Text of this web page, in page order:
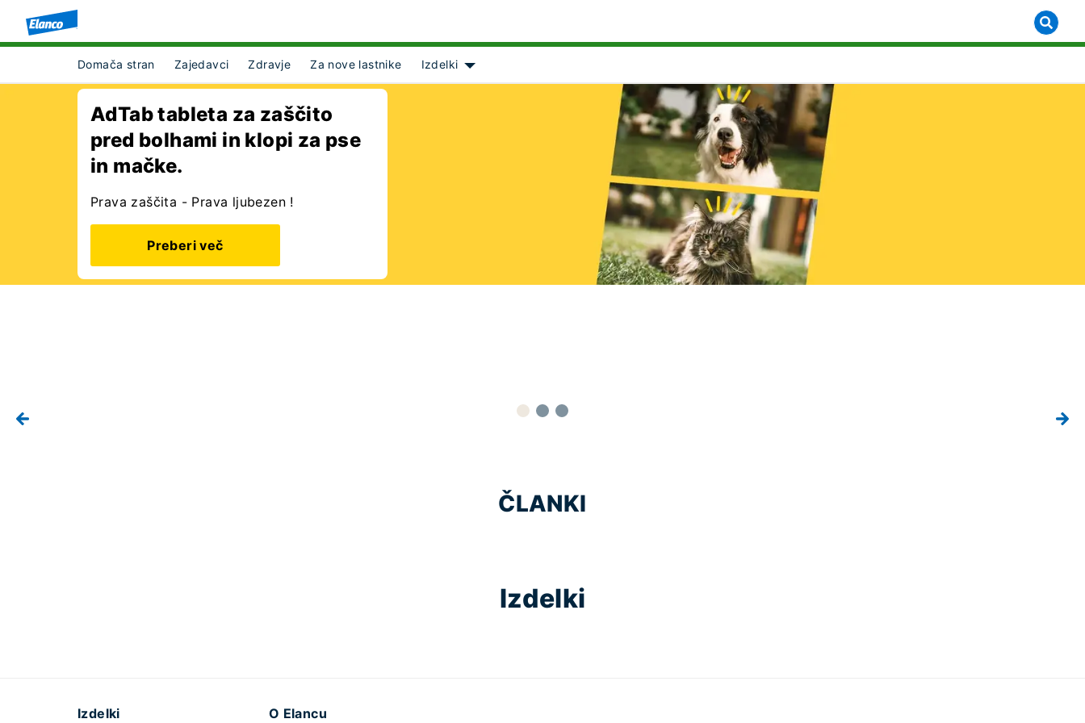
Domača stran Zajedavci Zdravje Za nove lastnike
Izdelki
AdTab tableta za zaščito
pred bolhami in klopi za pse
in mačke.
Prava zaščita - Prava ljubezen !
Preberi več
ČLANKI
Izdelki
Izdelki O Elancu